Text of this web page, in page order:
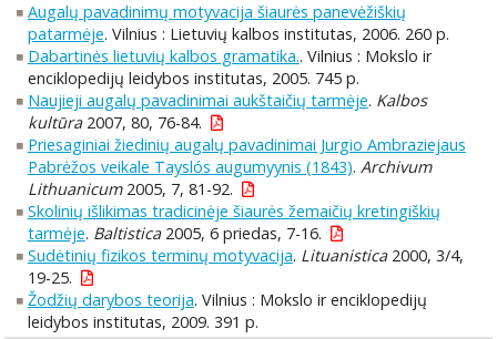
Augalų pavadinimų motyvacija šiaurės panevėžiškių
patarmėje. Vilnius : Lietuvių kalbos institutas, 2006. 260 p.
Dabartinės lietuvių kalbos gramatika.. Vilnius : Mokslo ir
enciklopedijų leidybos institutas, 2005. 745 p.
Naujieji augalų pavadinimai aukštaičių tarmėje. Kalbos
kultūra2007, 80, 76-84.
Priesaginiai žiedinių augalų pavadinimai Jurgio Ambraziejaus
Pabrėžos veikale Tayslós augumyynis (1843). Archivum
Lithuanicum2005, 7, 81-92.
Skolinių išlikimas tradicinėje šiaurės žemaičių kretingiškių
tarmėje. Baltistica2005, 6 priedas, 7-16.
Sudėtinių fizikos terminų motyvacija. Lituanistica2000, 3/4,
19-25.
Žodžių darybos teorija. Vilnius : Mokslo ir enciklopedijų
leidybos institutas, 2009. 391 p.